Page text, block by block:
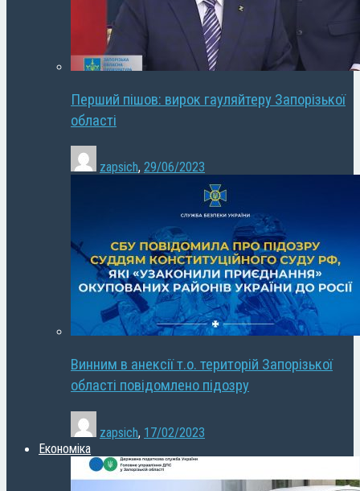
Перший пішов: вирок гауляйтеру Запорізької
області
zapsich, 29/06/2023
Винним в анексії т.о. територій Запорізької
області повідомлено підозру
zapsich, 17/02/2023
Економіка